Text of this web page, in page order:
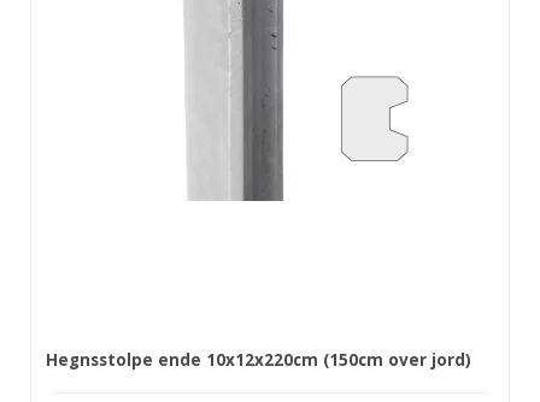
Hegnsstolpe ende 10x12x220cm (150cm over jord)